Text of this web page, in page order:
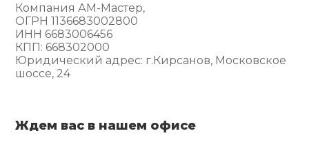
Компания АМ-Мастер,
ОГРН 1136683002800
ИНН 6683006456
КПП: 668302000
Юридический адрес: г.Кирсанов, Московское
шоссе, 24
Ждем вас в нашем офисе